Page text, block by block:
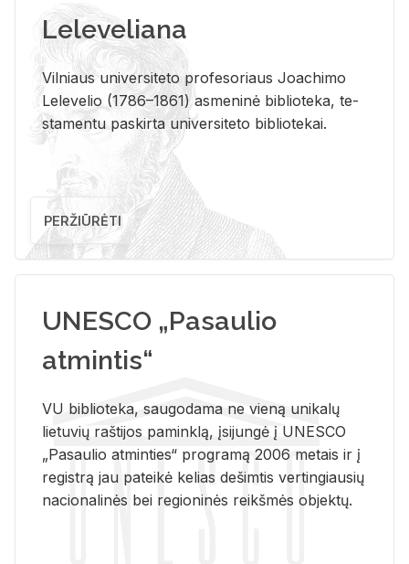
Leleveliana
Vil­niaus uni­ver­si­te­to pro­fe­so­riaus Jo­a­chi­mo
Le­le­ve­lio (1786–1861) as­me­ni­nė bi­b­lio­te­ka, te­
sta­men­tu pa­skir­ta uni­ver­si­te­to bi­b­lio­te­kai.
PERŽIŪRĖTI
UNESCO „Pasaulio
atmintis“
VU biblioteka, saugodama ne vieną unikalų
lietuvių raštijos paminklą, įsijungė į UNESCO
„Pasaulio atminties“ programą 2006 metais ir į
registrą jau pateikė kelias dešimtis vertingiausių
nacionalinės bei regioninės reikšmės objektų.